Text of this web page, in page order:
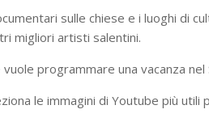
sulle chiese e i luoghi di
migliori artisti salentini.
programmare una vacanza nel
le immagini di Youtube più